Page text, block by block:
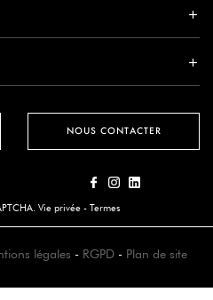
NOUS CONTACTER
Vie privée - Termes
légales - RGPD - Plan de site